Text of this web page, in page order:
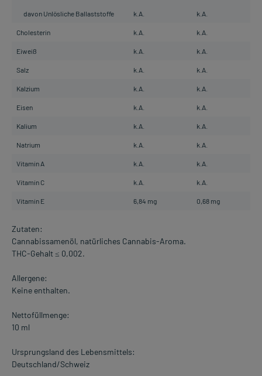
davon Unlösliche Ballaststoffe k.A. k.A.
Cholesterin k.A. k.A.
Eiweiß k.A. k.A.
Salz k.A. k.A.
Kalzium k.A. k.A.
Eisen k.A. k.A.
Kalium k.A. k.A.
Natrium k.A. k.A.
Vitamin A k.A. k.A.
Vitamin C k.A. k.A.
Vitamin E 6,84 mg 0,68 mg
Zutaten:
Cannabissamenöl, natürliches Cannabis-Aroma.
THC-Gehalt ≤ 0,002.
Allergene:
Keine enthalten.
Nettofüllmenge:
10 ml
Ursprungsland des Lebensmittels:
Deutschland/Schweiz